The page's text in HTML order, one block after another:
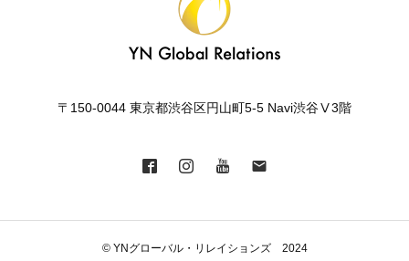
〒150-0044 東京都渋谷区円山町5-5 Navi渋谷Ⅴ3階
© YNグローバル・リレイションズ 2024